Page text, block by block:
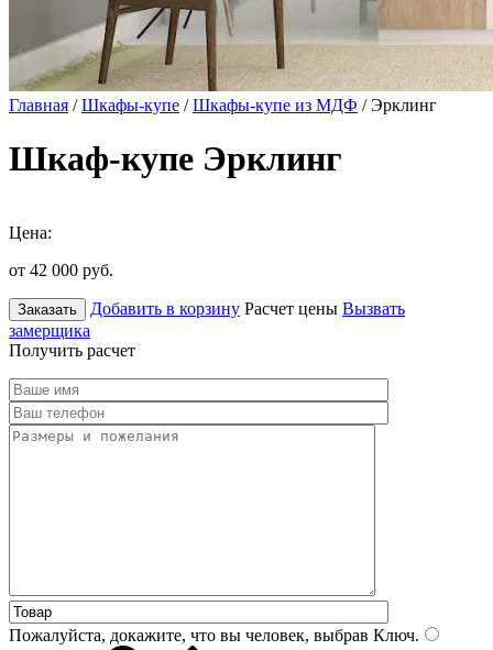
Главная /Шкафы-купе /Шкафы-купе из МДФ / Эрклинг
Шкаф-купе Эрклинг
Цена:
от 42 000 руб.
Заказать Добавить в корзину Расчет цены Вызвать
замерщика
Получить расчет
Пожалуйста, докажите, что вы человек, выбрав Ключ.